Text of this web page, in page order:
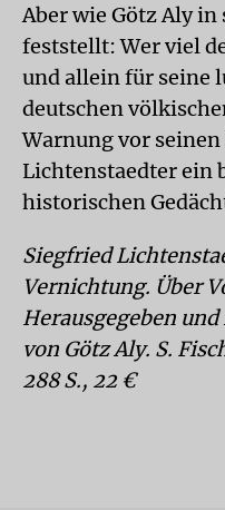
Aber wie Götz Aly
feststellt: Wer viel
und allein für seine
deutschen
Warnung vor
Lichtenstaedter ein
historischen
Siegfried
Vernichtung. Über
Herausgegeben
von Götz Aly. S.
288 S., 22 €